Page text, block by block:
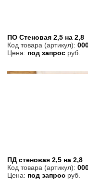
ПО Стеновая 2,5 на 2,8
Код товара (артикул):
Цена: под запрос руб.
ПД стеновая 2,5 на 2,8
Код товара (артикул):
Цена: под запрос руб.